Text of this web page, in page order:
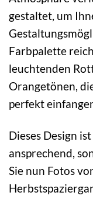
gestaltet, um
Farbpalette
leuchtenden
Orangetönen,
perfekt
Dieses Design
ansprechend,
Sie nun Fotos